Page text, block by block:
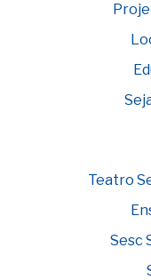
Teatro
Sesc